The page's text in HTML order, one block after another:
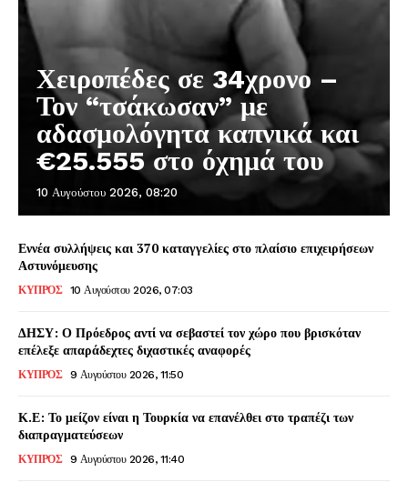
Χειροπέδες σε 34χρονο –
Τον “τσάκωσαν” με
αδασμολόγητα καπνικά και
€25.555 στο όχημά του
10 Αυγούστου 2026, 08:20
Εννέα συλλήψεις και 370 καταγγελίες στο πλαίσιο επιχειρήσεων
Αστυνόμευσης
ΚΥΠΡΟΣ 10 Αυγούστου 2026, 07:03
ΔΗΣΥ: Ο Πρόεδρος αντί να σεβαστεί τον χώρο που βρισκόταν
επέλεξε απαράδεχτες διχαστικές αναφορές
ΚΥΠΡΟΣ 9 Αυγούστου 2026, 11:50
Κ.Ε: Το μείζον είναι η Τουρκία να επανέλθει στο τραπέζι των
διαπραγματεύσεων
ΚΥΠΡΟΣ 9 Αυγούστου 2026, 11:40